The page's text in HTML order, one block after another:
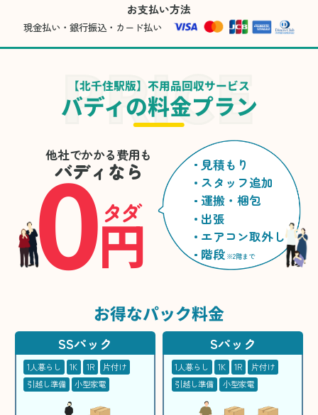
お支払い方法
現金払い・銀行振込・カード払い
【北千住駅版】不用品回収サービス
バディの料金プラン
他社でかかる費用も
バディなら
0円
タダ
見積もり
スタッフ追加
運搬・梱包
出張
エアコン取外し
階段 ※2階まで
お得なパック料金
SSパック
1人暮らし 1K 1R
片付け
引越し準備
小型家電
Sパック
1人暮らし 1K 1R
片付け
引越し準備
小型家電